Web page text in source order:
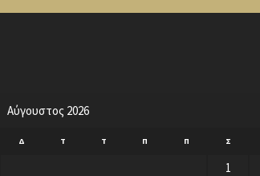
Αύγουστος 2026
Δ Τ Τ Π Π Σ
1